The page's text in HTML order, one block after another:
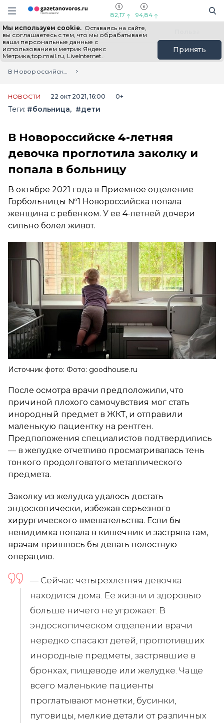
Информационный портал "ГазетаНоворос.ру"
Навигация сайта
82,17 94,84
Мы используем cookie. Оставаясь на сайте,
вы соглашаетесь с тем, что мы обрабатываем
ваши персональные данные с
использованием метрик Яндекс
Метрика,top.mail.ru, LiveInternet.
Принять
Все новости Новости России
Главная
Лента новостей
В Новороссийске 4-летняя девочка проглотила заколку и попала в больницу
НОВОСТИ 22 окт 2021, 16:00 0+
Теги: #больница #дети
В Новороссийске 4-летняя
девочка проглотила заколку и
попала в больницу
В октябре 2021 года в Приемное отделение
Горбольницы №1 Новороссийска попала
женщина с ребенком. У ее 4-летней дочери
сильно болел живот.
Источник фото: Фото: goodhouse.ru
После осмотра врачи предположили, что
причиной плохого самочувствия мог стать
инородный предмет в ЖКТ, и отправили
маленькую пациентку на рентген.
Предположения специалистов подтвердились
— в желудке отчетливо просматривалась тень
тонкого продолговатого металлического
предмета.
Заколку из желудка удалось достать
эндоскопически, избежав серьезного
хирургического вмешательства. Если бы
невидимка попала в кишечник и застряла там,
врачам пришлось бы делать полостную
операцию.
— Сейчас четырехлетняя девочка
находится дома. Ее жизни и здоровью
больше ничего не угрожает. В
эндоскопическом отделении врачи
нередко спасают детей, проглотивших
инородные предметы, застрявшие в
бронхах, пищеводе или желудке. Чаще
всего маленькие пациенты
проглатывают монетки, бусинки,
пуговицы, мелкие детали от различных